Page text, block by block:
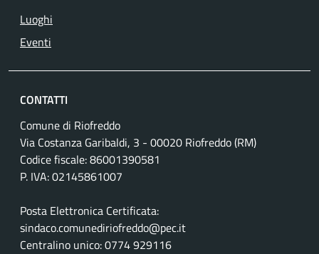
Luoghi
Eventi
CONTATTI
Comune di Riofreddo
Via Costanza Garibaldi, 3 - 00020 Riofreddo (RM)
Codice fiscale: 86001390581
P. IVA: 02145861007
Posta Elettronica Certificata:
sindaco.comunediriofreddo@pec.it
Centralino unico: 0774 929116